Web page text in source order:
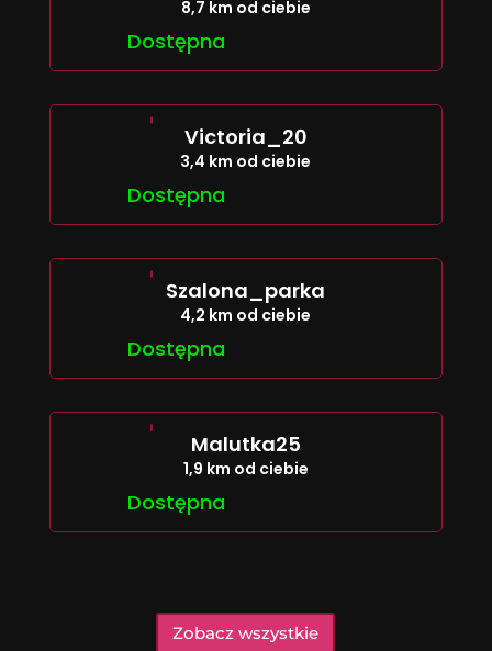
8,7 km od ciebie
Dostępna
Victoria_20
3,4 km od ciebie
Dostępna
Szalona_parka
4,2 km od ciebie
Dostępna
Malutka25
1,9 km od ciebie
Dostępna
Zobacz wszystkie